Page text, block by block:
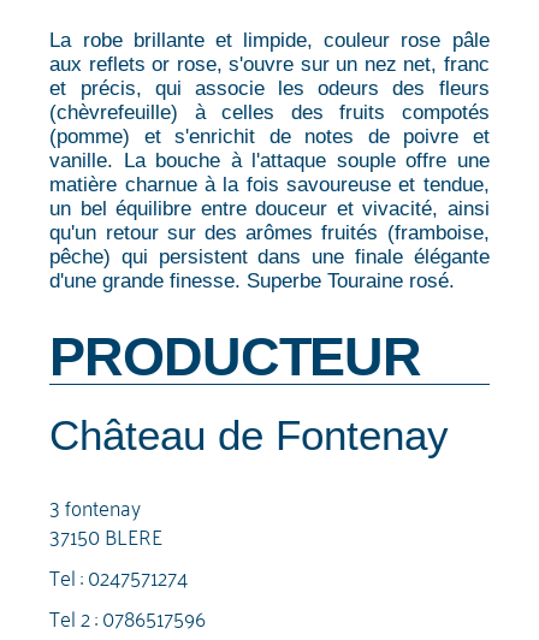
La robe brillante et limpide, couleur rose pâle
aux reflets or rose, s'ouvre sur un nez net, franc
et précis, qui associe les odeurs des fleurs
(chèvrefeuille) à celles des fruits compotés
(pomme) et s'enrichit de notes de poivre et
vanille. La bouche à l'attaque souple offre une
matière charnue à la fois savoureuse et tendue,
un bel équilibre entre douceur et vivacité, ainsi
qu'un retour sur des arômes fruités (framboise,
pêche) qui persistent dans une finale élégante
d'une grande finesse. Superbe Touraine rosé.
PRODUCTEUR
Château de Fontenay
3 fontenay
37150 BLERE
Tel :0247571274
Tel 2 :0786517596